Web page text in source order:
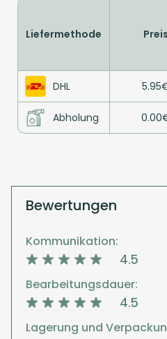
Liefermethode Preis
DHL
Abholung
Bewertungen
Kommunikation:
4.5
Bearbeitungsdauer:
4.5
Lagerung und